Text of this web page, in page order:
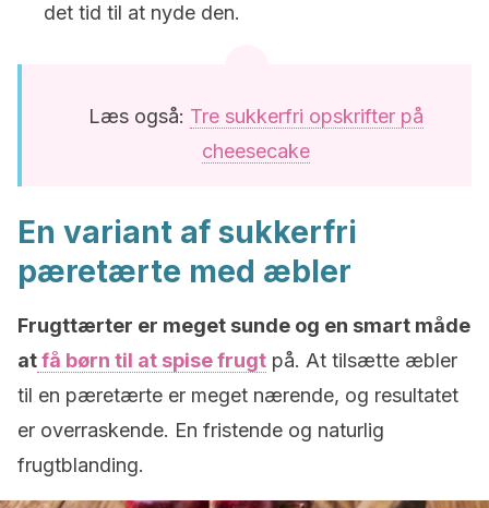
det tid til at nyde den.
Læs også: Tre sukkerfri opskrifter på
cheesecake
En variant af sukkerfri
pæretærte med æbler
Frugttærter er meget sunde og en smart måde
atfå børn til at spise frugt på. At tilsætte æbler
til en pæretærte er meget nærende, og resultatet
er overraskende. En fristende og naturlig
frugtblanding.